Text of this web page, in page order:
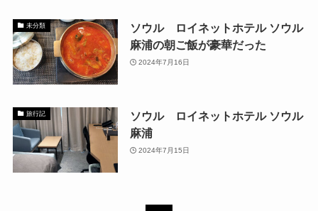
未分類
ソウル ロイネットホテル ソウル
麻浦の朝ご飯が豪華だった
2024年7月16日
旅行記
ソウル ロイネットホテル ソウル
麻浦
2024年7月15日